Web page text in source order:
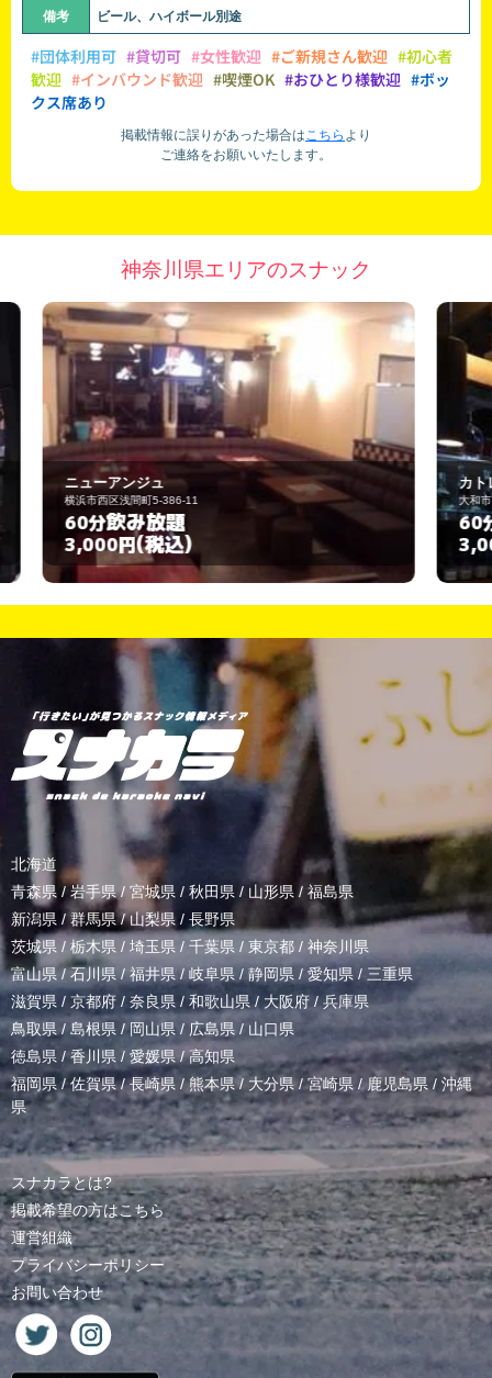
備考 ビール、ハイボール別途
#団体利用可 #貸切可 #女性歓迎 #ご新規さん歓迎 #初心者
歓迎 #インバウンド歓迎 #喫煙OK #おひとり様歓迎 #ボッ
クス席あり
掲載情報に誤りがあった場合はこちら より
ご連絡をお願いいたします。
神奈川県エリアのスナック
カトレア
大和市西鶴間1-16-9
60分飲み放題
3,000円(税込)
北海道
青森県 / 岩手県/ 宮城県 / 秋田県 / 山形県/ 福島県
新潟県 /群馬県/山梨県 / 長野県
茨城県 / 栃木県 / 埼玉県 / 千葉県 / 東京都 / 神奈川県
富山県 /石川県/福井県/岐阜県 / 静岡県 / 愛知県 / 三重県
滋賀県 / 京都府 / 奈良県 / 和歌山県/ 大阪府 /兵庫県
鳥取県/ 島根県 /岡山県/ 広島県 / 山口県
徳島県 /香川県 / 愛媛県/高知県
福岡県/佐賀県/長崎県 /熊本県/ 大分県/宮崎県 /鹿児島県 / 沖縄
県
スナカラとは?
掲載希望の方はこちら
運営組織
プライバシーポリシー
お問い合わせ